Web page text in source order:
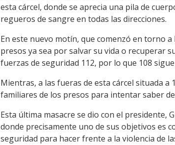
esta cárcel, donde se aprecia una pila de
regueros de sangre en todas las direcciones.
En este nuevo motín, que comenzó en torno
presos ya sea por salvar su vida o recuperar
fuerzas de seguridad 112, por lo que 108
Mientras, a las fueras de esta cárcel situada
familiares de los presos para intentar saber
Esta última masacre se dio con el presidente,
donde precisamente uno de sus objetivos es
seguridad para hacer frente a la violencia de